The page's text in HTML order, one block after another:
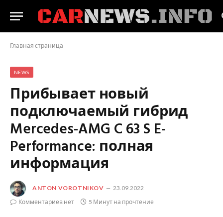
Главная страница
NEWS
Прибывает новый
подключаемый гибрид
Mercedes-AMG C 63 S E-
Performance: полная
информация
ANTON VOROTNIKOV
23.09.2022
Комментариев нет
5 Минут на прочтение